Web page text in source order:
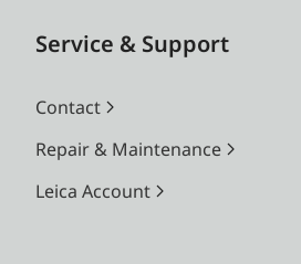
Service & Support
Contact
Repair & Maintenance
Leica Account